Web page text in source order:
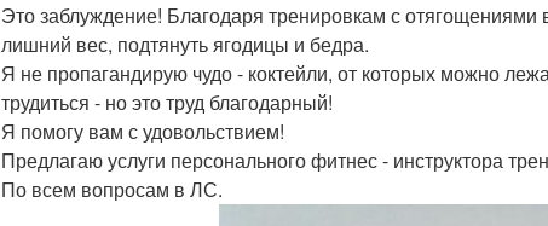
Это заблуждение! Благодаря тренировкам с
лишний вес, подтянуть ягодицы и бедра.
Я не пропагандирую чудо - коктейли, от которых можно
трудиться - но это труд благодарный!
Я помогу вам с удовольствием!
Предлагаю услуги персонального фитнес - инструктора
По всем вопросам в ЛС.